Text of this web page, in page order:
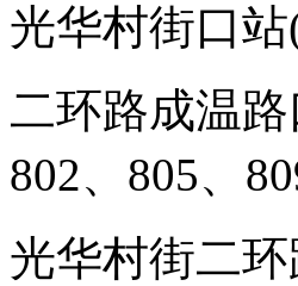
光华村街口站
二环路成温
802、805、
光华村街二